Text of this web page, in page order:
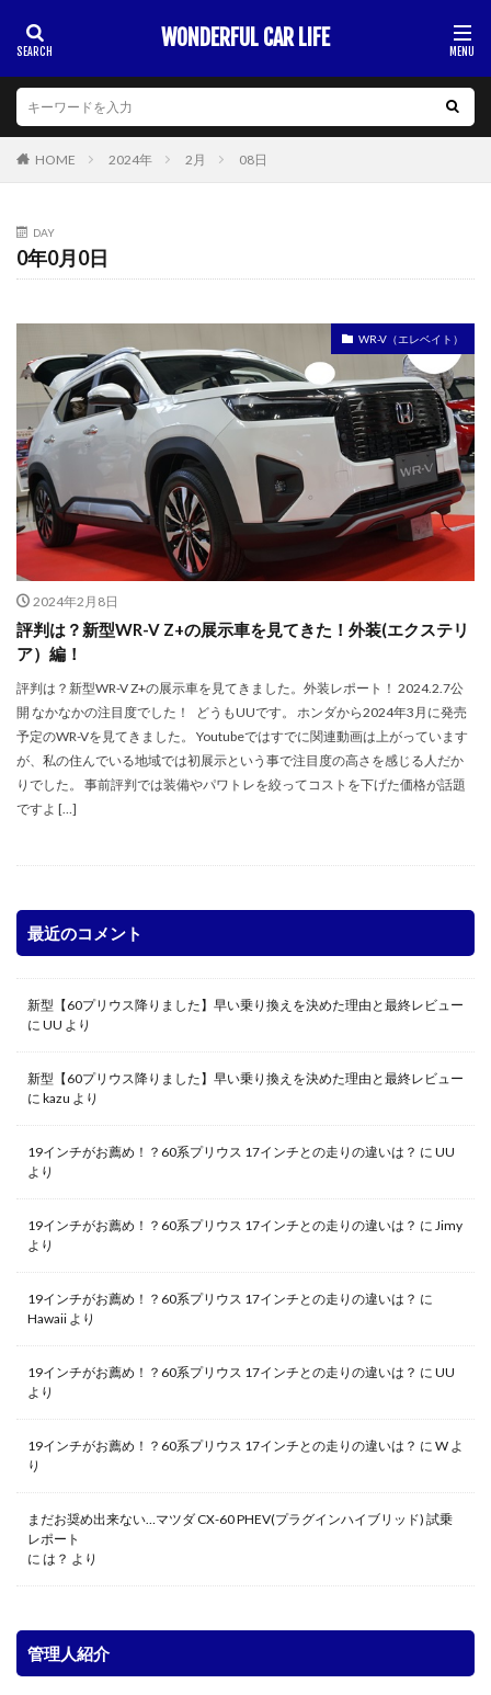
WONDERFUL CAR LIFE
HOME 2024年 2月 08日
DAY
0年0月0日
WR-V（エレベイト）
2024年2月8日
評判は？新型WR-V Z+の展示車を見てきた！外装(エクステリ
ア）編！
評判は？新型WR-V Z+の展示車を見てきました。外装レポート！ 2024.2.7公
開 なかなかの注目度でした！ どうもUUです。 ホンダから2024年3月に発売
予定のWR-Vを見てきました。 Youtubeではすでに関連動画は上がっています
が、私の住んでいる地域では初展示という事で注目度の高さを感じる人だか
りでした。 事前評判では装備やパワトレを絞ってコストを下げた価格が話題
ですよ […]
最近のコメント
新型【60プリウス降りました】早い乗り換えを決めた理由と最終レビュー
に UU より
新型【60プリウス降りました】早い乗り換えを決めた理由と最終レビュー
に kazu より
19インチがお薦め！？60系プリウス 17インチとの走りの違いは？ に UU
より
19インチがお薦め！？60系プリウス 17インチとの走りの違いは？ に Jimy
より
19インチがお薦め！？60系プリウス 17インチとの走りの違いは？ に
Hawaii より
19インチがお薦め！？60系プリウス 17インチとの走りの違いは？ に UU
より
19インチがお薦め！？60系プリウス 17インチとの走りの違いは？ に W よ
り
まだお奨め出来ない…マツダ CX-60 PHEV(プラグインハイブリッド) 試乗
レポート
に は？ より
管理人紹介